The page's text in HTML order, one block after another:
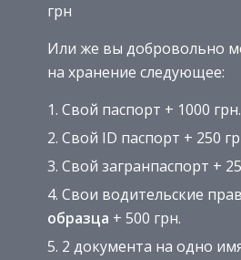
грн
Или же вы добровольно
на хранение следующее:
Свой паспорт + 1000 грн.
Свой ID паспорт + 250
Свой загранпаспорт +
Свои водительские
образца + 500 грн.
2 документа на одно